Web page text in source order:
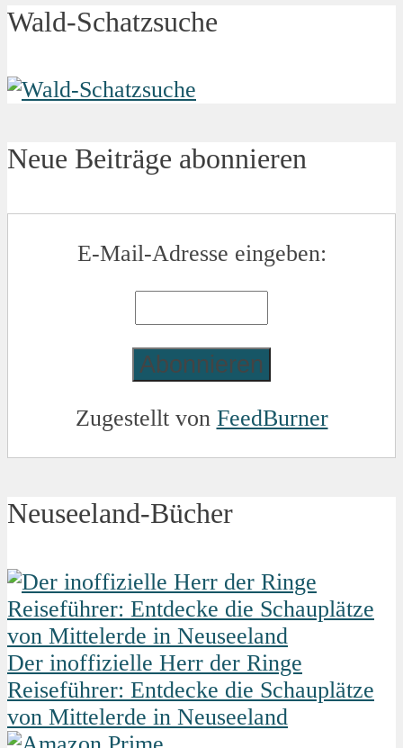
Wald-Schatzsuche
Neue Beiträge abonnieren
E-Mail-Adresse eingeben:
Zugestellt von FeedBurner
Neuseeland-Bücher
Der inoffizielle Herr der Ringe
Reiseführer: Entdecke die Schauplätze
von Mittelerde in Neuseeland